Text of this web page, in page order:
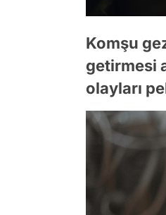
Komşu
getirmesi
olayları